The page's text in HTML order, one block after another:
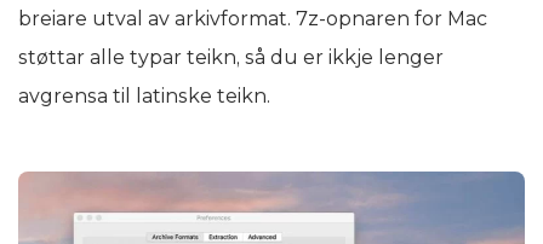
breiare utval av arkivformat. 7z-opnaren for Mac
støttar alle typar teikn, så du er ikkje lenger
avgrensa til latinske teikn.